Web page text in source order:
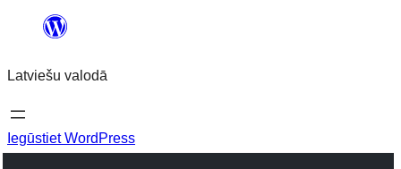
Pāriet
saturu
Latviešu valodā
Iegūstiet WordPress